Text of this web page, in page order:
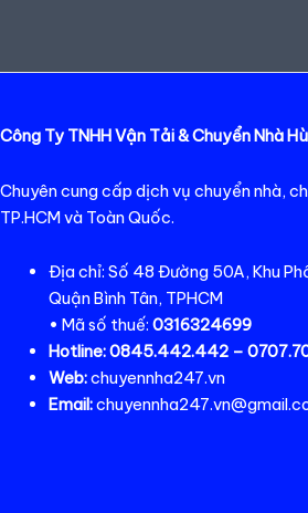
Công Ty TNHH Vận Tải & Chuyển Nhà
Chuyên cung cấp dịch vụ chuyển nhà,
TP.HCM và Toàn Quốc.
Địa chỉ: Số 48 Đường 50A, Khu
Quận Bình Tân, TPHCM
• Mã số thuế: 0316324699
Hotline:0845.442.442 –
Web:chuyennha247.vn
Email: